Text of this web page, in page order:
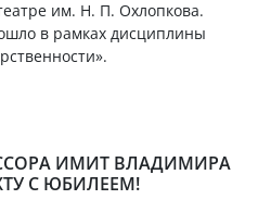
им. Н. П. Охлопкова.
в рамках дисциплины
ИМИТ ВЛАДИМИРА
С ЮБИЛЕЕМ!